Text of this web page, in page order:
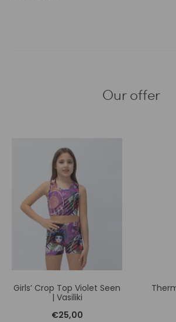
Our offer
Girls’ Crop Top Violet Seen
| Vasiliki
€25,00